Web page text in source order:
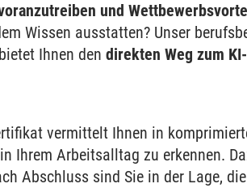
Lernen
und
Wissen ausstatten? Unser
bietet Ihnen dendirekten Weg zum
vermittelt Ihnen in
in Ihrem Arbeitsalltag zu erkennen.
Abschluss sind Sie in der Lage,